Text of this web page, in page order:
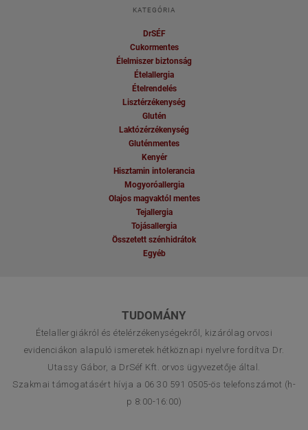
KATEGÓRIA
DrSÉF
Cukormentes
Élelmiszer biztonság
Ételallergia
Ételrendelés
Lisztérzékenység
Glutén
Laktózérzékenység
Gluténmentes
Kenyér
Hisztamin intolerancia
Mogyoróallergia
Olajos magvaktól mentes
Tejallergia
Tojásallergia
Összetett szénhidrátok
Egyéb
TUDOMÁNY
Ételallergiákról és ételérzékenységekről, kizárólag orvosi
evidenciákon alapuló ismeretek hétköznapi nyelvre fordítva Dr.
Utassy Gábor, a DrSéf Kft. orvos ügyvezetője által.
Szakmai támogatásért hívja a 06 30 591 0505-ös telefonszámot (h-
p 8:00-16:00)